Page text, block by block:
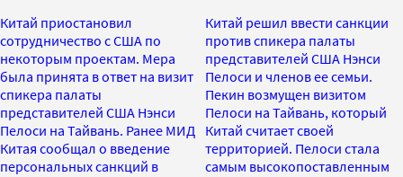
Китай приостановил
сотрудничество с США по
некоторым проектам. Мера
была принята в ответ на визит
спикера палаты
представителей США Нэнси
Пелоси на Тайвань. Ранее МИД
Китая сообщал о введение
персональных санкций в
Китай решил ввести санкции
против спикера палаты
представителей США Нэнси
Пелоси и членов ее семьи.
Пекин возмущен визитом
Пелоси на Тайвань, который
Китай считает своей
территорией. Пелоси стала
самым высокопоставленным